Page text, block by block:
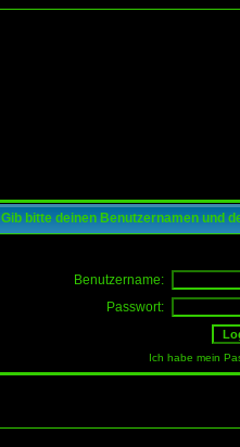
Gib bitte deinen Benutzernamen und
Benutzername:
Passwort:
Ich habe mein